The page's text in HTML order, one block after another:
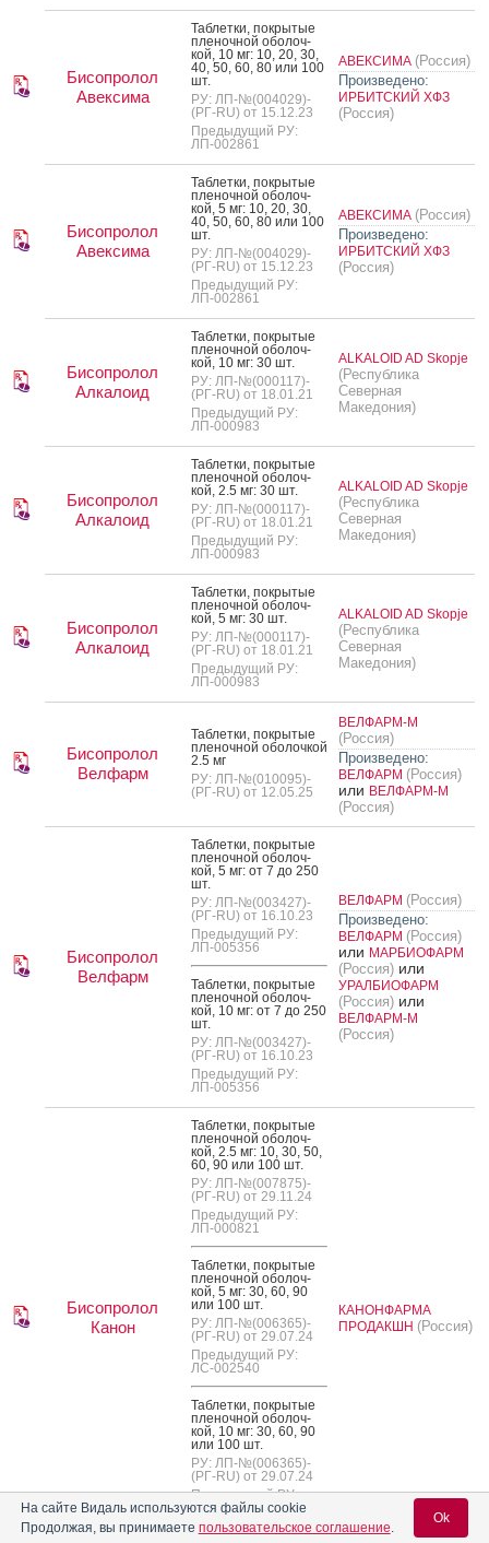
Бисопролол
Авексима
Таб­летки, пок­ры­тые
пле­ноч­ной обо­лоч­
кой, 10 мг: 10, 20, 30,
40, 50, 60, 80 или 100
шт.
РУ: ЛП-№(004029)-
(РГ-RU) от 15.12.23
Предыдущий РУ:
ЛП-002861
АВЕКСИМА (Россия)
Произведено:
ИРБИТСКИЙ ХФЗ
(Россия)
Бисопролол
Авексима
Таб­летки, пок­ры­тые
пле­ноч­ной обо­лоч­
кой, 5 мг: 10, 20, 30,
40, 50, 60, 80 или 100
шт.
РУ: ЛП-№(004029)-
(РГ-RU) от 15.12.23
Предыдущий РУ:
ЛП-002861
АВЕКСИМА (Россия)
Произведено:
ИРБИТСКИЙ ХФЗ
(Россия)
Бисопролол
Алкалоид
Таб­летки, пок­ры­тые
пле­ноч­ной обо­лоч­
кой, 10 мг: 30 шт.
РУ: ЛП-№(000117)-
(РГ-RU) от 18.01.21
Предыдущий РУ:
ЛП-000983
ALKALOID AD Skopje
(Республика
Северная
Македония)
Бисопролол
Алкалоид
Таб­летки, пок­ры­тые
пле­ноч­ной обо­лоч­
кой, 2.5 мг: 30 шт.
РУ: ЛП-№(000117)-
(РГ-RU) от 18.01.21
Предыдущий РУ:
ЛП-000983
ALKALOID AD Skopje
(Республика
Северная
Македония)
Бисопролол
Алкалоид
Таб­летки, пок­ры­тые
пле­ноч­ной обо­лоч­
кой, 5 мг: 30 шт.
РУ: ЛП-№(000117)-
(РГ-RU) от 18.01.21
Предыдущий РУ:
ЛП-000983
ALKALOID AD Skopje
(Республика
Северная
Македония)
Бисопролол
Велфарм
Таб­летки, пок­ры­тые
пле­ноч­ной обо­лоч­кой
2.5 мг
РУ: ЛП-№(010095)-
(РГ-RU) от 12.05.25
ВЕЛФАРМ-М
(Россия)
Произведено:
ВЕЛФАРМ (Россия)
или ВЕЛФАРМ-М
(Россия)
Бисопролол
Велфарм
Таб­летки, пок­ры­тые
пле­ноч­ной обо­лоч­
кой, 5 мг: от 7 до 250
шт.
РУ: ЛП-№(003427)-
(РГ-RU) от 16.10.23
Предыдущий РУ:
ЛП-005356
Таб­летки, пок­ры­тые
пле­ноч­ной обо­лоч­
кой, 10 мг: от 7 до 250
шт.
РУ: ЛП-№(003427)-
(РГ-RU) от 16.10.23
Предыдущий РУ:
ЛП-005356
ВЕЛФАРМ (Россия)
Произведено:
ВЕЛФАРМ (Россия)
или МАРБИОФАРМ
(Россия) или
УРАЛБИОФАРМ
(Россия) или
ВЕЛФАРМ-М
(Россия)
Бисопролол
Канон
Таб­летки, пок­ры­тые
пле­ноч­ной обо­лоч­
кой, 2.5 мг: 10, 30, 50,
60, 90 или 100 шт.
РУ: ЛП-№(007875)-
(РГ-RU) от 29.11.24
Предыдущий РУ:
ЛП-000821
Таб­летки, пок­ры­тые
пле­ноч­ной обо­лоч­
кой, 5 мг: 30, 60, 90
или 100 шт.
РУ: ЛП-№(006365)-
(РГ-RU) от 29.07.24
Предыдущий РУ:
ЛС-002540
Таб­летки, пок­ры­тые
пле­ноч­ной обо­лоч­
кой, 10 мг: 30, 60, 90
или 100 шт.
РУ: ЛП-№(006365)-
(РГ-RU) от 29.07.24
Предыдущий РУ:
ЛС-002540
КАНОНФАРМА
ПРОДАКШН (Россия)
На сайте Видаль используются файлы cookie
Продолжая, вы принимаете пользовательское соглашение.
Ok